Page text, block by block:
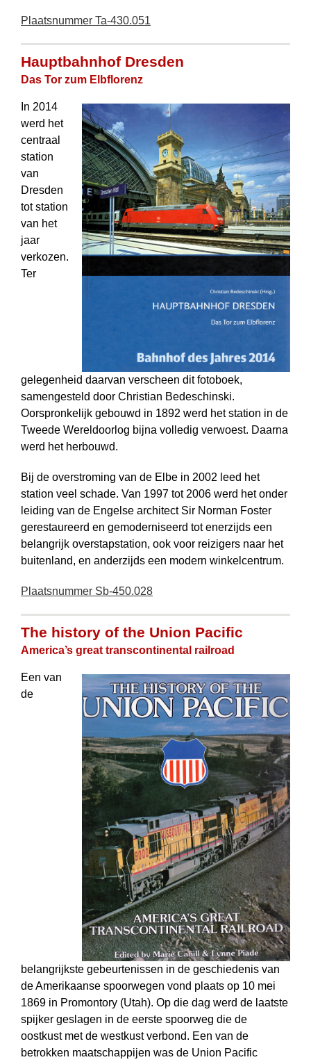
Plaatsnummer Ta-430.051
Hauptbahnhof Dresden
Das Tor zum Elbflorenz
In 2014
werd het
centraal
station
van
Dresden
tot station
van het
jaar
verkozen.
Ter
gelegenheid daarvan verscheen dit fotoboek,
samengesteld door Christian Bedeschinski.
Oorspronkelijk gebouwd in 1892 werd het station in de
Tweede Wereldoorlog bijna volledig verwoest. Daarna
werd het herbouwd.
Bij de overstroming van de Elbe in 2002 leed het
station veel schade. Van 1997 tot 2006 werd het onder
leiding van de Engelse architect Sir Norman Foster
gerestaureerd en gemoderniseerd tot enerzijds een
belangrijk overstapstation, ook voor reizigers naar het
buitenland, en anderzijds een modern winkelcentrum.
Plaatsnummer Sb-450.028
The history of the Union Pacific
America’s great transcontinental railroad
Een van
de
belangrijkste gebeurtenissen in de geschiedenis van
de Amerikaanse spoorwegen vond plaats op 10 mei
1869 in Promontory (Utah). Op die dag werd de laatste
spijker geslagen in de eerste spoorweg die de
oostkust met de westkust verbond. Een van de
betrokken maat­schap­pijen was de Union Pacific